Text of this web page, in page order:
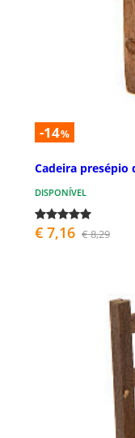
-14%
Cadeira presépio
DISPONÍVEL
€ 7,16 € 8,29